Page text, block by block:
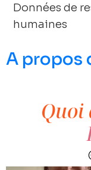
Données de
humaines
A propos
Quoi